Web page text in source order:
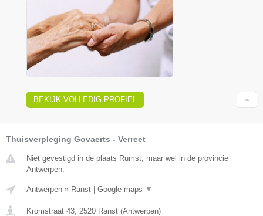
BEKIJK VOLLEDIG PROFIEL
Thuisverpleging Govaerts - Verreet
Niet gevestigd in de plaats Rumst, maar wel in de provincie
Antwerpen.
Antwerpen » Ranst Google maps ▼
Kromstraat 43 2520 Ranst (Antwerpen)